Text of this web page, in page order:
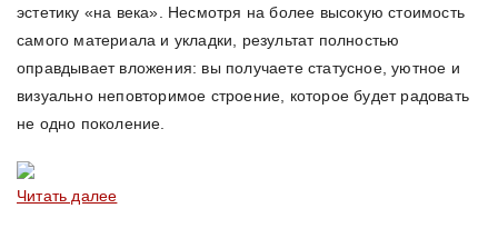
эстетику «на века». Несмотря на более высокую стоимость
самого материала и укладки, результат полностью
оправдывает вложения: вы получаете статусное, уютное и
визуально неповторимое строение, которое будет радовать
не одно поколение.
Читать далее